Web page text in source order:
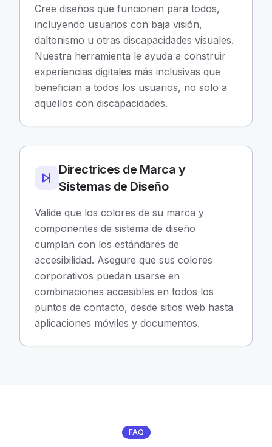
Cree diseños que funcionen para todos,
incluyendo usuarios con baja visión,
daltonismo u otras discapacidades visuales.
Nuestra herramienta le ayuda a construir
experiencias digitales más inclusivas que
benefician a todos los usuarios, no solo a
aquellos con discapacidades.
Directrices de Marca y
Sistemas de Diseño
Valide que los colores de su marca y
componentes de sistema de diseño
cumplan con los estándares de
accesibilidad. Asegure que sus colores
corporativos puedan usarse en
combinaciones accesibles en todos los
puntos de contacto, desde sitios web hasta
aplicaciones móviles y documentos.
FAQ